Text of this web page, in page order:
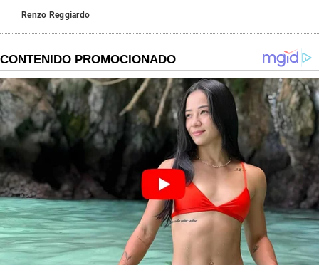
Renzo Reggiardo